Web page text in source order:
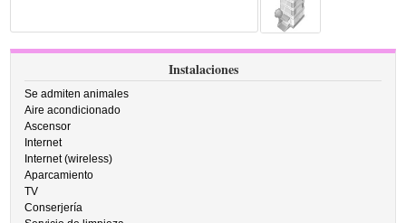
Instalaciones
Se admiten animales
Aire acondicionado
Ascensor
Internet
Internet (wireless)
Aparcamiento
TV
Conserjería